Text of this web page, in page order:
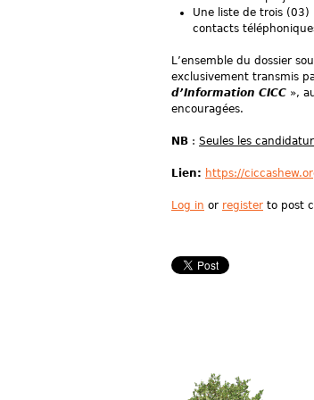
Une liste de trois
contacts
L’ensemble du dossier
exclusivement transmis
d’Information CICC »,
encouragées.
NB : Seules les
Lien: https://
Log in or register to post